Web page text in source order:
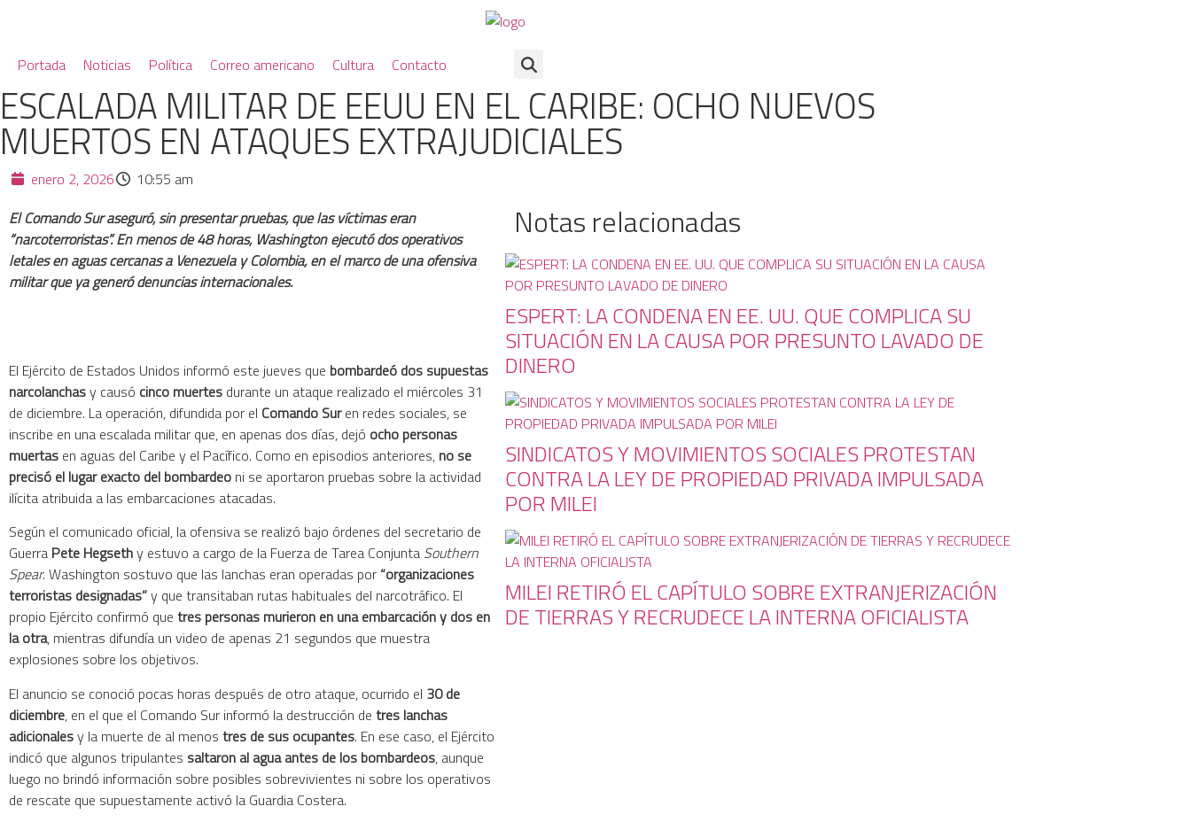
Portada Noticias Política Correo americano Cultura Contacto
ESCALADA MILITAR DE EEUU EN EL CARIBE: OCHO NUEVOS
MUERTOS EN ATAQUES EXTRAJUDICIALES
enero 2, 2026
10:55 am
El Comando Sur aseguró, sin presentar pruebas, que las víctimas eran
“narcoterroristas”. En menos de 48 horas, Washington ejecutó dos operativos
letales en aguas cercanas a Venezuela y Colombia, en el marco de una ofensiva
militar que ya generó denuncias internacionales.
El Ejército de Estados Unidos informó este jueves que bombardeó dos supuestas
narcolanchasy causó cinco muertes durante un ataque realizado el miércoles 31
de diciembre. La operación, difundida por el Comando Suren redes sociales, se
inscribe en una escalada militar que, en apenas dos días, dejó ocho personas
muertas en aguas del Caribe y el Pacífico. Como en episodios anteriores, no se
precisó el lugar exacto del bombardeo ni se aportaron pruebas sobre la actividad
ilícita atribuida a las embarcaciones atacadas.
Según el comunicado oficial, la ofensiva se realizó bajo órdenes del secretario de
Guerra Pete Hegsethy estuvo a cargo de la Fuerza de Tarea Conjunta Southern
Spear. Washington sostuvo que las lanchas eran operadas por “organizaciones
terroristas designadas”y que transitaban rutas habituales del narcotráfico. El
propio Ejército confirmó que tres personas murieron en una embarcación y dos en
la otra, mientras difundía un video de apenas 21 segundos que muestra
explosiones sobre los objetivos.
El anuncio se conoció pocas horas después de otro ataque, ocurrido el 30 de
diciembre, en el que el Comando Sur informó la destrucción de tres lanchas
adicionalesy la muerte de al menos tres de sus ocupantes. En ese caso, el Ejército
indicó que algunos tripulantes saltaron al agua antes de los bombardeos, aunque
luego no brindó información sobre posibles sobrevivientes ni sobre los operativos
de rescate que supuestamente activó la Guardia Costera.
Notas relacionadas
ESPERT: LA CONDENA EN EE. UU. QUE COMPLICA SU
SITUACIÓN EN LA CAUSA POR PRESUNTO LAVADO DE
DINERO
SINDICATOS Y MOVIMIENTOS SOCIALES PROTESTAN
CONTRA LA LEY DE PROPIEDAD PRIVADA IMPULSADA
POR MILEI
MILEI RETIRÓ EL CAPÍTULO SOBRE EXTRANJERIZACIÓN
DE TIERRAS Y RECRUDECE LA INTERNA OFICIALISTA